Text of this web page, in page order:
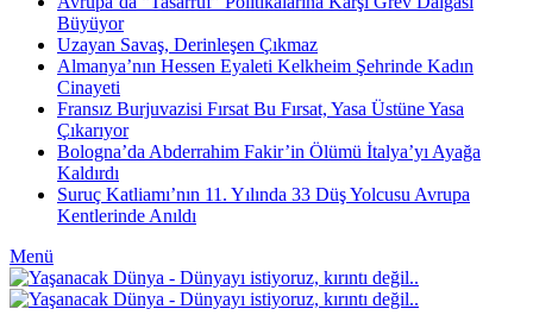
Büyüyor
Uzayan Savaş, Derinleşen Çıkmaz
Almanya’nın Hessen Eyaleti Kelkheim Şehrinde Kadın
Cinayeti
Fransız Burjuvazisi Fırsat Bu Fırsat, Yasa Üstüne Yasa
Çıkarıyor
Bologna’da Abderrahim Fakir’in Ölümü İtalya’yı Ayağa
Kaldırdı
Suruç Katliamı’nın 11. Yılında 33 Düş Yolcusu Avrupa
Kentlerinde Anıldı
Menü